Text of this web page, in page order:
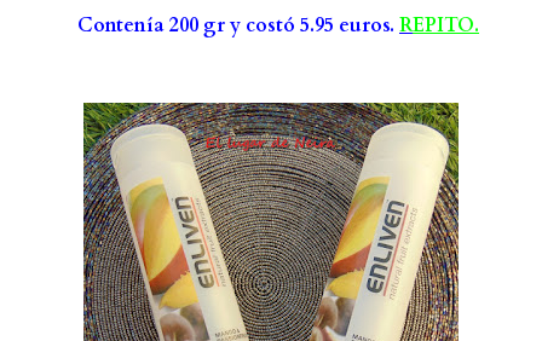
Contenía 200 gr y costó 5.95 euros. REPITO.